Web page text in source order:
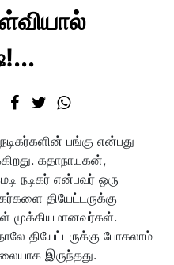
பங்கு என்பது
கதாநாயகன்,
நடிகர் என்பவர் ஒரு
தியேட்டருக்கு
முக்கியமானவர்கள்.
தியேட்டருக்கு போகலாம்
இருந்தது.